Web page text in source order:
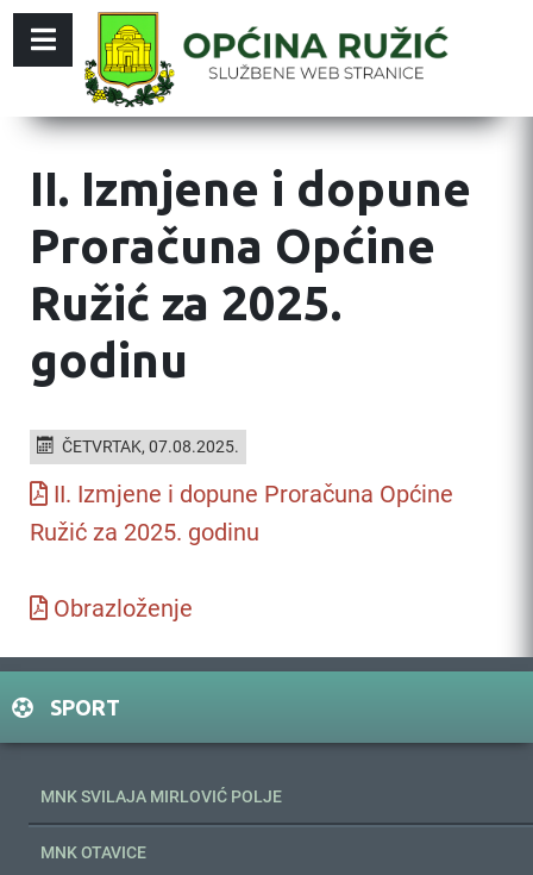
II. Izmjene i dopune
Proračuna Općine
Ružić za 2025.
godinu
ČETVRTAK, 07.08.2025.
II. Izmjene i dopune Proračuna Općine
Ružić za 2025. godinu
Obrazloženje
SPORT
MNK SVILAJA MIRLOVIĆ POLJE
MNK OTAVICE